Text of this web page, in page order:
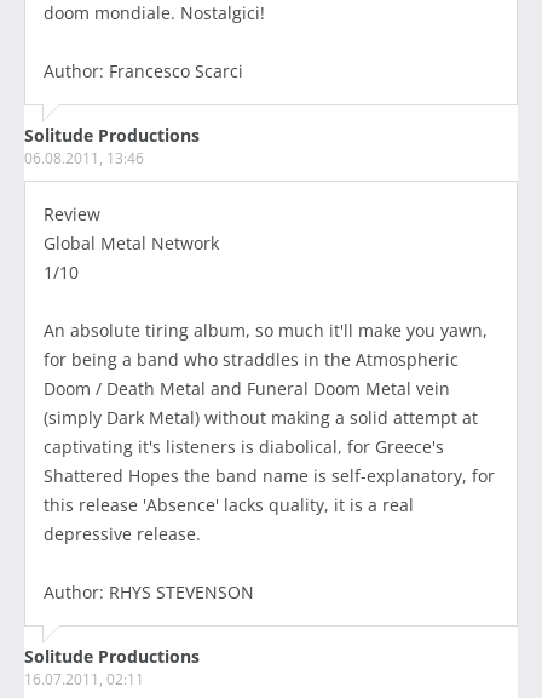
doom mondiale. Nostalgici!
Author: Francesco Scarci
Solitude Productions
06.08.2011, 13:46
Review
Global Metal Network
1/10
An absolute tiring album, so much it'll make you yawn,
for being a band who straddles in the Atmospheric
Doom / Death Metal and Funeral Doom Metal vein
(simply Dark Metal) without making a solid attempt at
captivating it's listeners is diabolical, for Greece's
Shattered Hopes the band name is self-explanatory, for
this release 'Absence' lacks quality, it is a real
depressive release.
Author: RHYS STEVENSON
Solitude Productions
16.07.2011, 02:11